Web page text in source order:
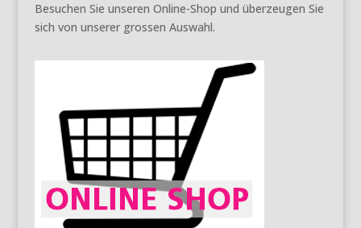
Besuchen Sie unseren Online-Shop und überzeugen Sie
sich von unserer grossen Auswahl.